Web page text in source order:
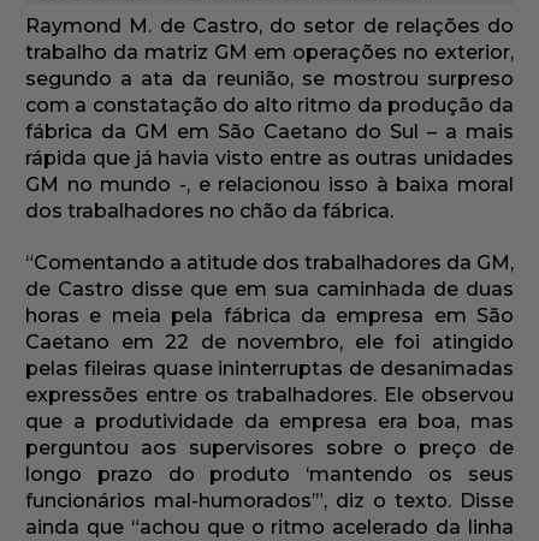
Raymond M. de Castro, do setor de relações do
trabalho da matriz GM em operações no exterior,
segundo a ata da reunião, se mostrou surpreso
com a constatação do alto ritmo da produção da
fábrica da GM em São Caetano do Sul – a mais
rápida que já havia visto entre as outras unidades
GM no mundo -, e relacionou isso à baixa moral
dos trabalhadores no chão da fábrica.
“Comentando a atitude dos trabalhadores da GM,
de Castro disse que em sua caminhada de duas
horas e meia pela fábrica da empresa em São
Caetano em 22 de novembro, ele foi atingido
pelas fileiras quase ininterruptas de desanimadas
expressões entre os trabalhadores. Ele observou
que a produtividade da empresa era boa, mas
perguntou aos supervisores sobre o preço de
longo prazo do produto ‘mantendo os seus
funcionários mal-humorados’”, diz o texto. Disse
ainda que “achou que o ritmo acelerado da linha